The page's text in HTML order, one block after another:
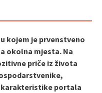
kojem je prvenstveno
okolna mjesta. Na
priče iz života
portala